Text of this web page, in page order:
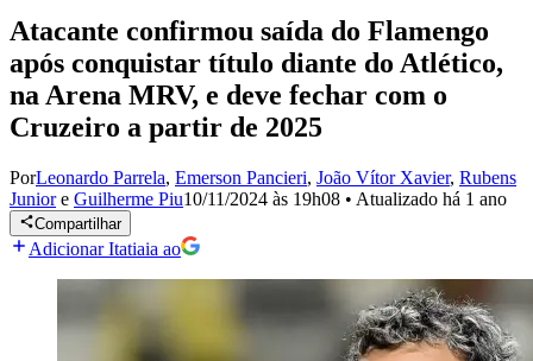
Atacante confirmou saída do Flamengo
após conquistar título diante do Atlético,
na Arena MRV, e deve fechar com o
Cruzeiro a partir de 2025
PorLeonardo Parrela, Emerson Pancieri, João Vítor Xavier, Rubens
Juniore Guilherme Piu10/11/2024 às 19h08 • Atualizado há 1 ano
Compartilhar
Adicionar Itatiaia ao